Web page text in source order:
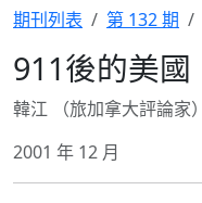
期刊列表 第 132 期
911後的美國
韓江 （旅加拿大評論家）
2001 年 12 月